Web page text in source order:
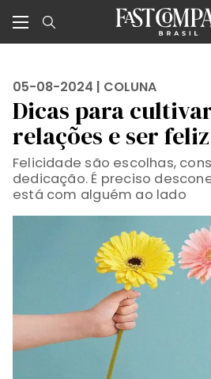
05-08-2024 | COLUNA
Dicas para
relações e ser feliz
Felicidade são escolhas,
dedicação. É preciso
está com alguém ao lado